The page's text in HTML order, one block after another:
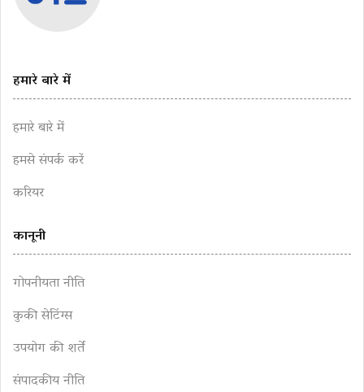
हमारे बारे में
हमारे बारे में
हमसे संपर्क करें
करियर
कानूनी
गोपनीयता नीति
कुकी सेटिंग्स
उपयोग की शर्तें
संपादकीय नीति